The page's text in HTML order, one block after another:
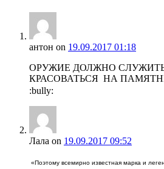
антон on 19.09.2017 01:18
ОРУЖИЕ ДОЛЖНО
КРАСОВАТЬСЯ НА
:bully:
Лала on 19.09.2017 09:52
«Поэтому всемирно известная марка и